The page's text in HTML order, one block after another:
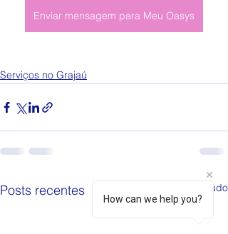
Enviar mensagem para Meu Oasys
Serviços no Grajaú
Posts recentes Ver tudo
How can we help you?